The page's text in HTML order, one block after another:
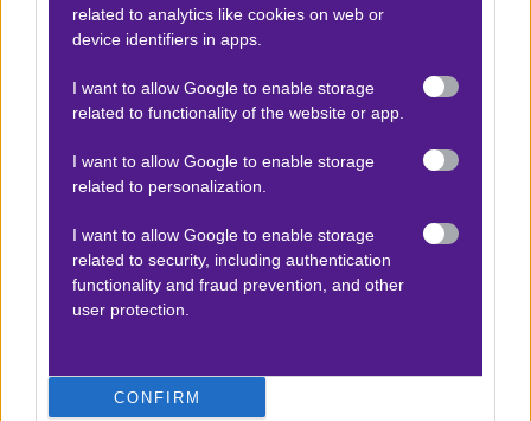
related to analytics like cookies on web or
device identifiers in apps.
I want to allow Google to enable storage
related to functionality of the website or app.
I want to allow Google to enable storage
related to personalization.
I want to allow Google to enable storage
related to security, including authentication
functionality and fraud prevention, and other
user protection.
CONFIRM
αλλά ο Εθνικός δεν πείθει αμυντικάκαι οι
γηπεδούχοι υπερτερούν σε όλους τους καταλυτικούς
τομείς.
Stoiximan με 10 units medium stake ως επένδυση
Και τα -πιο- σπουδαία, απευθείας στο
κανάλι. Καλό υπόλοιπο σε όλους.
Δείτε με ένα κλικ τις καλύτερες προσφορές της ημέρας
Ο Θάνος Καλόγηρος προτείνει: